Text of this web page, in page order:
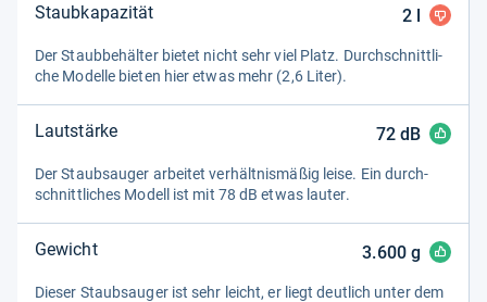
Staubkapazität 2l
Der Staub­be­häl­ter bie­tet nicht sehr viel Platz. Durch­schnitt­li­
che Modelle bie­ten hier etwas mehr (2,6 Liter).
Lautstärke 72dB
Der Staub­sau­ger arbei­tet ver­hält­nis­mä­ßig leise. Ein durch­
schnitt­li­ches Modell ist mit 78 dB etwas lau­ter.
Gewicht 3.600g
Die­ser Staub­sau­ger ist sehr leicht, er liegt deut­lich unter dem